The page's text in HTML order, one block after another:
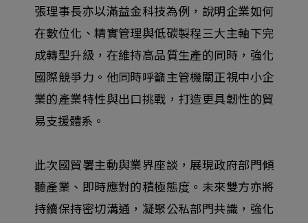
張理事長亦以滿益金科技為例，說明企業如何
在數位化、精實管理與低碳製程三大主軸下完
成轉型升級，在維持高品質生產的同時，強化
國際競爭力。他同時呼籲主管機關正視中小企
業的產業特性與出口挑戰，打造更具韌性的貿
易支援體系。
此次國貿署主動與業界座談，展現政府部門傾
聽產業、即時應對的積極態度。未來雙方亦將
持續保持密切溝通，凝聚公私部門共識，強化